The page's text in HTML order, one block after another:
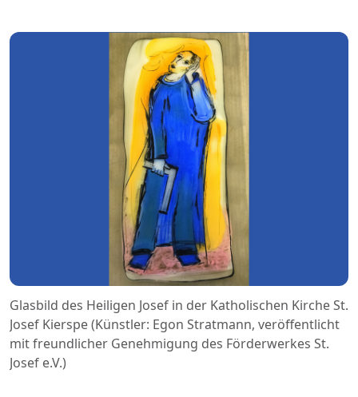
Glasbild des Heiligen Josef in der Katholischen Kirche St.
Josef Kierspe (Künstler: Egon Stratmann, veröffentlicht
mit freundlicher Genehmigung des Förderwerkes St.
Josef e.V.)